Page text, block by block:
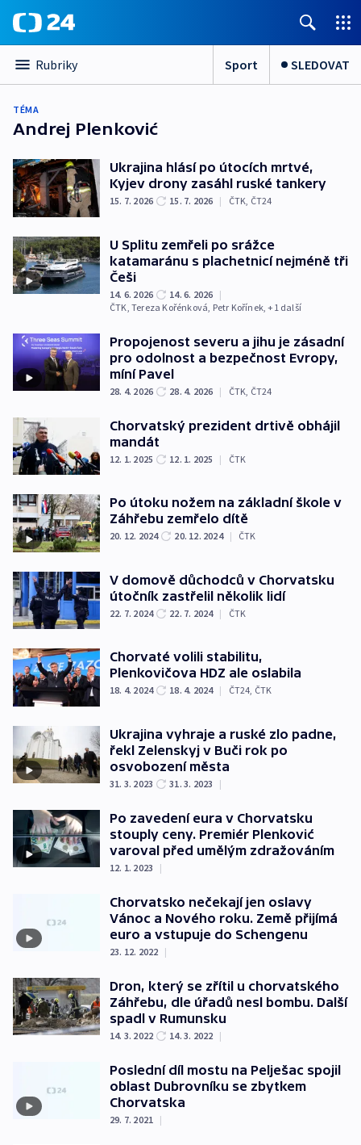
Rubriky Sport SLEDOVAT
TÉMA
Andrej Plenković
Ukrajina hlásí po útocích mrtvé,
Kyjev drony zasáhl ruské tankery
15. 7. 2026 15. 7. 2026 | ČTK, ČT24
U Splitu zemřeli po srážce
katamaránu s plachetnicí nejméně tři
Češi
14. 6. 2026 14. 6. 2026 |
ČTK ,Tereza Kořénková Petr Kořínek , +1 další
Propojenost severu a jihu je zásadní
pro odolnost a bezpečnost Evropy,
míní Pavel
28. 4. 2026 28. 4. 2026 | ČTK ČT24
Chorvatský prezident drtivě obhájil
mandát
12. 1. 2025 12. 1. 2025 | ČTK
Po útoku nožem na základní škole v
Záhřebu zemřelo dítě
20. 12. 2024 20. 12. 2024 | ČTK
V domově důchodců v Chorvatsku
útočník zastřelil několik lidí
22. 7. 2024 22. 7. 2024 | ČTK
Chorvaté volili stabilitu,
Plenkovičova HDZ ale oslabila
18. 4. 2024 18. 4. 2024 | ČT24, ČTK
Ukrajina vyhraje a ruské zlo padne,
řekl Zelenskyj v Buči rok po
osvobození města
31. 3. 2023 31. 3. 2023 |
Po zavedení eura v Chorvatsku
stouply ceny. Premiér Plenković
varoval před umělým zdražováním
12. 1. 2023 |
Chorvatsko nečekají jen oslavy
Vánoc a Nového roku. Země přijímá
euro a vstupuje do Schengenu
23. 12. 2022 |
Dron, který se zřítil u chorvatského
Záhřebu, dle úřadů nesl bombu. Další
spadl v Rumunsku
14. 3. 2022 14. 3. 2022 |
Poslední díl mostu na Pelješac spojil
oblast Dubrovníku se zbytkem
Chorvatska
29. 7. 2021 |